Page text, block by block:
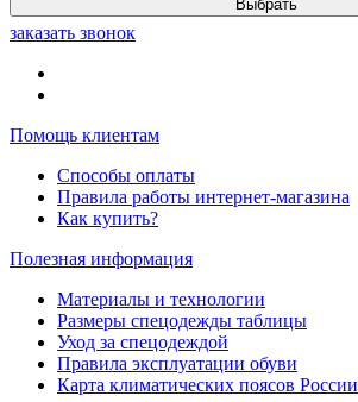
Выбрать
заказать звонок
Помощь клиентам
Способы оплаты
Правила работы интернет-магазина
Как купить?
Полезная информация
Материалы и технологии
Размеры спецодежды таблицы
Уход за спецодеждой
Правила эксплуатации обуви
Карта климатических поясов России